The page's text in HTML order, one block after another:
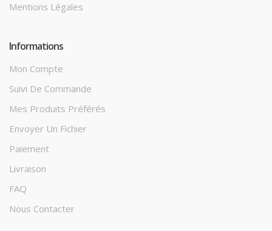
Mentions Légales
Informations
Mon Compte
Suivi De Commande
Mes Produits Préférés
Envoyer Un Fichier
Paiement
Livraison
FAQ
Nous Contacter